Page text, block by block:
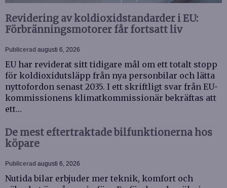
Revidering av koldioxidstandarder i EU:
Förbränningsmotorer får fortsatt liv
Publicerad augusti 6, 2026
EU har reviderat sitt tidigare mål om ett totalt stopp
för koldioxidutsläpp från nya personbilar och lätta
nyttofordon senast 2035. I ett skriftligt svar från EU-
kommissionens klimatkommissionär bekräftas att
ett…
De mest eftertraktade bilfunktionerna hos
köpare
Publicerad augusti 6, 2026
Nutida bilar erbjuder mer teknik, komfort och